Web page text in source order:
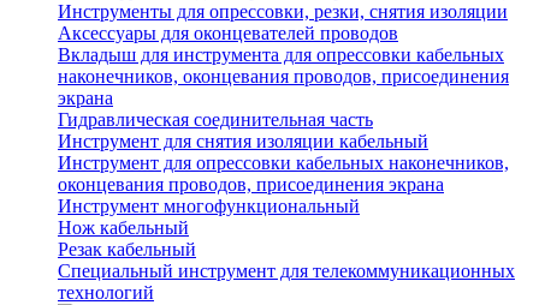
Инструменты для опрессовки, резки, снятия изоляции
Аксессуары для оконцевателей проводов
Вкладыш для инструмента для опрессовки кабельных
наконечников, оконцевания проводов, присоединения
экрана
Гидравлическая соединительная часть
Инструмент для снятия изоляции кабельный
Инструмент для опрессовки кабельных наконечников,
оконцевания проводов, присоединения экрана
Инструмент многофункциональный
Нож кабельный
Резак кабельный
Специальный инструмент для телекоммуникационных
технологий